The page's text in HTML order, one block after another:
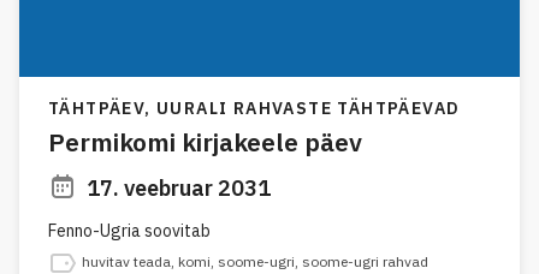
TÄHTPÄEV, UURALI RAHVASTE TÄHTPÄEVAD
Permikomi kirjakeele päev
17. veebruar 2031
Fenno-Ugria soovitab
huvitav teada komi soome-ugri soome-ugri rahvad